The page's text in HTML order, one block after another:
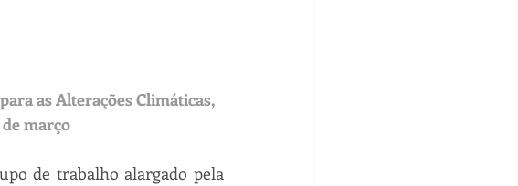
as Alterações Climáticas,
março
de trabalho alargado pela